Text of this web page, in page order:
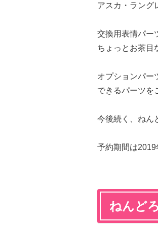
アスカ・ラング
交換用表情パー
ちょっとお茶目
オプションパー
できるパーツを
今後続く、ねん
予約期間は2019
ねんど